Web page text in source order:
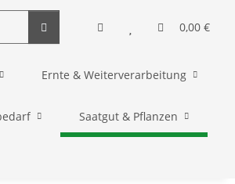
0,00 €
Ernte & Weiterverarbeitung
Saatgut & Pflanzen